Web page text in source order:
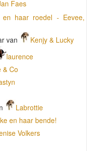
Faes
en haar roedel - Eevee,
van
Kenjy & Lucky
laurence
& Co
Labrottie
en haar bende!
Volkers